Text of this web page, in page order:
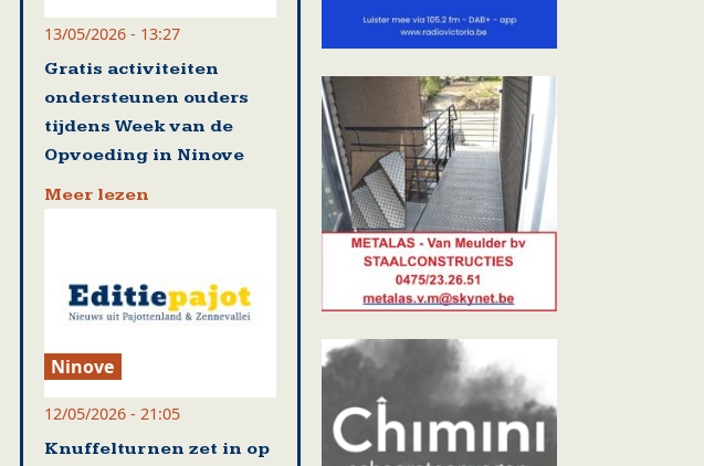
13/05/2026 - 13:27
Gratis activiteiten
ondersteunen ouders
tijdens Week van de
Opvoeding in Ninove
Meer lezen
Ninove
12/05/2026 - 21:05
Knuffelturnen zet in op